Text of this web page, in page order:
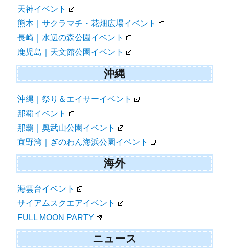
天神イベント
熊本｜サクラマチ・花畑広場イベント
長崎｜水辺の森公園イベント
鹿児島｜天文館公園イベント
沖縄
沖縄｜祭り＆エイサーイベント
那覇イベント
那覇｜奥武山公園イベント
宜野湾｜ぎのわん海浜公園イベント
海外
海雲台イベント
サイアムスクエアイベント
FULL MOON PARTY
ニュース